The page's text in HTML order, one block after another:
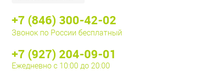
+7 (846) 300-42-02
Звонок по России бесплатный
+7 (927) 204-09-01
Ежедневно с 10:00 до 20:00